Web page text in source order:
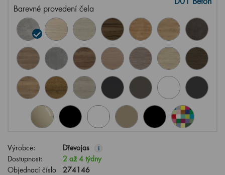
Barevné provedení čela
Výrobce: Dřevojas i
Dostupnost:
2 až 4 týdny
Objednací číslo
274146